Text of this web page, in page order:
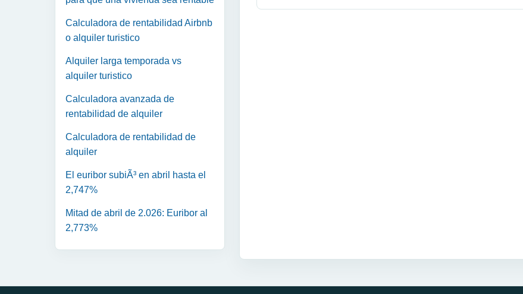
Calculadora de rentabilidad Airbnb
o alquiler turistico
Alquiler larga temporada vs
alquiler turistico
Calculadora avanzada de
rentabilidad de alquiler
Calculadora de rentabilidad de
alquiler
El euribor subiÃ³ en abril hasta el
2,747%
Mitad de abril de 2.026: Euribor al
2,773%